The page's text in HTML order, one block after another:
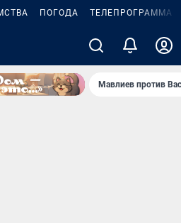
ПОГОДА ТЕЛЕПРОГРАММА
Мавлиев против